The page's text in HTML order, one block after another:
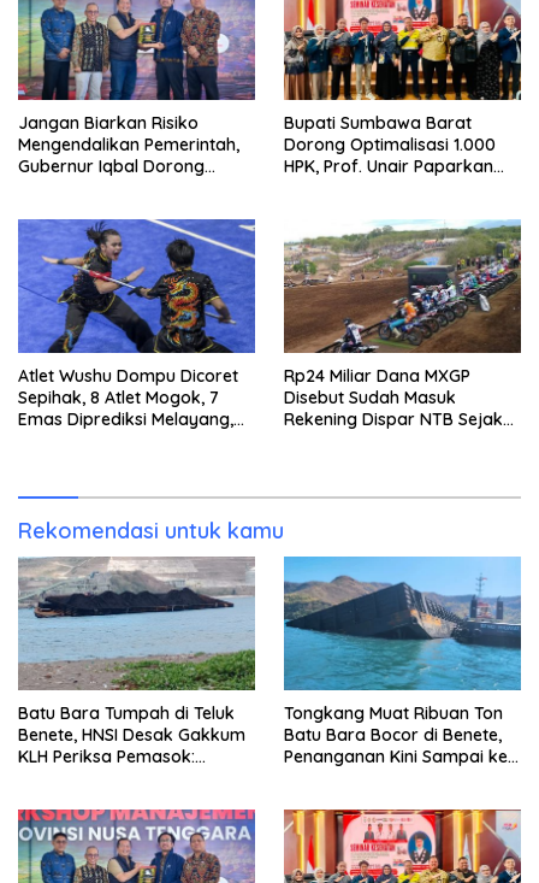
Jangan Biarkan Risiko
Mengendalikan Pemerintah,
Gubernur Iqbal Dorong
Bupati Sumbawa Barat
Dorong Optimalisasi 1.000
HPK, Prof. Unair Paparkan
Atlet Wushu Dompu Dicoret
Sepihak, 8 Atlet Mogok, 7
Emas Diprediksi Melayang,
Rp24 Miliar Dana MXGP
Disebut Sudah Masuk
Rekening Dispar NTB Sejak
Rekomendasi untuk kamu
Batu Bara Tumpah di Teluk
Benete, HNSI Desak Gakkum
KLH Periksa Pemasok:
Tongkang Muat Ribuan Ton
Batu Bara Bocor di Benete,
Penanganan Kini Sampai ke